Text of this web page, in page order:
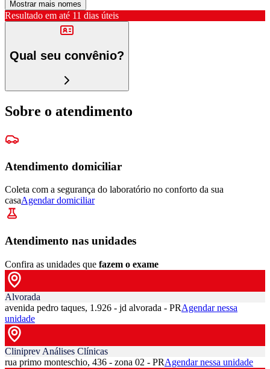
Mostrar mais nomes
Resultado em até 11 dias úteis
Qual seu convênio?
Sobre o atendimento
Atendimento domiciliar
Coleta com a segurança do laboratório no conforto da sua
casaAgendar domiciliar
Atendimento nas unidades
Confira as unidades que fazem o exame
Alvorada
avenida pedro taques, 1.926 - jd alvorada - PRAgendar nessa
unidade
Cliniprev Análises Clínicas
rua primo monteschio, 436 - zona 02 - PRAgendar nessa unidade